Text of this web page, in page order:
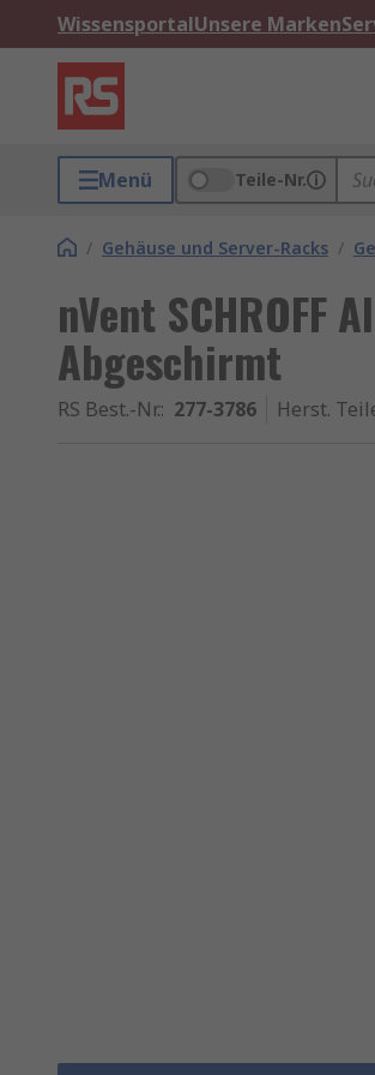
WissensportalUnsere Marken
Menü Teile-Nr.
/ Gehäuse und Server-Racks /
nVent
Abgeschirmt
RS Best.-Nr.: 277-3786 Herst.